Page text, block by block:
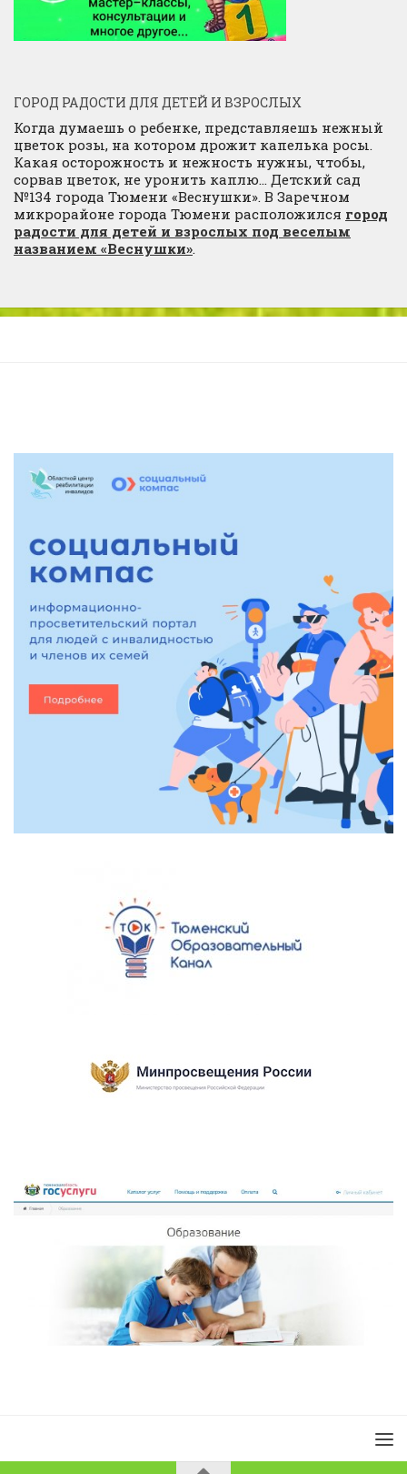
ГОРОД РАДОСТИ ДЛЯ ДЕТЕЙ И ВЗРОСЛЫХ
Когда думаешь о ребенке, представляешь нежный
цветок розы, на котором дрожит капелька росы.
Какая осторожность и нежность нужны, чтобы,
сорвав цветок, не уронить каплю… Детский сад
№134 города Тюмени «Веснушки». В Заречном
микрорайоне города Тюмени расположился город
радости для детей и взрослых под веселым
названием «Веснушки».